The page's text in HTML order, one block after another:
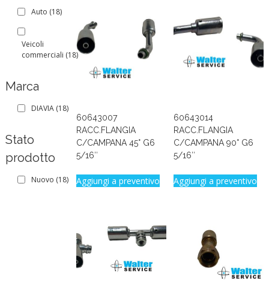
60643007
RACC.FLANGIA
C/CAMPANA 45° G6
5/16″
Aggiungi a preventivo
60643014
RACC.FLANGIA
C/CAMPANA 90° G6
5/16″
Aggiungi a preventivo
Auto (18)
Veicoli
commerciali (18)
Marca
DIAVIA (18)
Stato
prodotto
Nuovo (18)